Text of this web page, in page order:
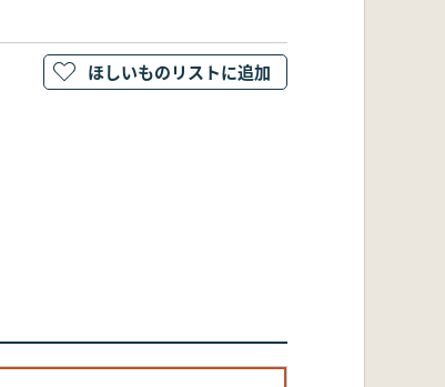
ほしいものリストに追加